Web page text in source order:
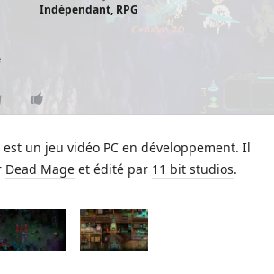
Indépendant, RPG
un jeu vidéo PC en développement. Il
Dead Mage et édité par 11 bit studios.